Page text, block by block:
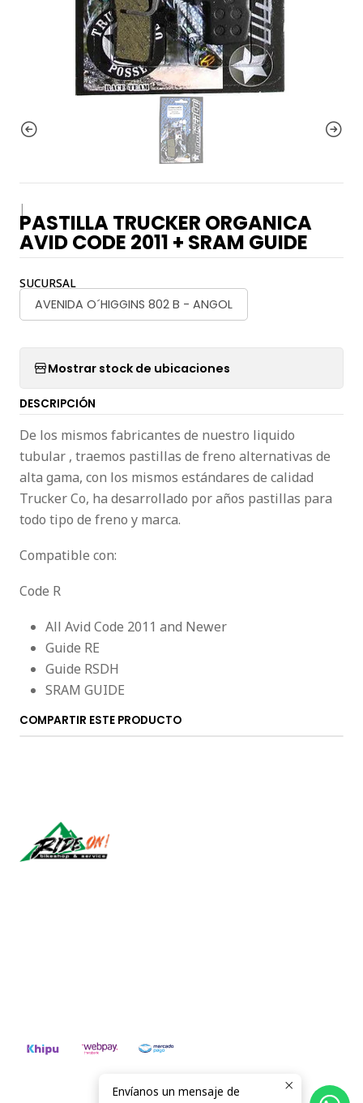
|
PASTILLA TRUCKER ORGANICA
AVID CODE 2011 + SRAM GUIDE
SUCURSAL
AVENIDA O´HIGGINS 802 B - ANGOL
Mostrar stock de ubicaciones
DESCRIPCIÓN
De los mismos fabricantes de nuestro liquido
tubular , traemos pastillas de freno alternativas de
alta gama, con los mismos estándares de calidad
Trucker Co, ha desarrollado por años pastillas para
todo tipo de freno y marca.
Compatible con:
Code R
All Avid Code 2011 and Newer
Guide RE
Guide RSDH
SRAM GUIDE
COMPARTIR ESTE PRODUCTO
Envíanos un mensaje de